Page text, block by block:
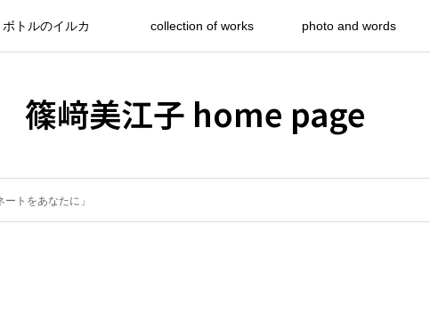
ボトルのイルカ collection of works photo and words
篠﨑美江子 home page
トをあなたに」